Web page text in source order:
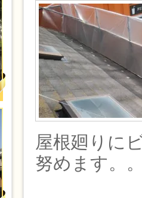
屋根廻りに
努めます。